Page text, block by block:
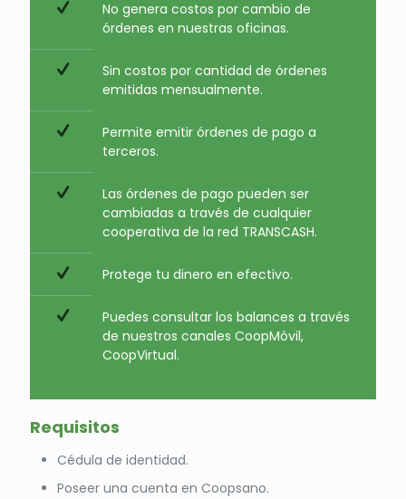
No genera costos por cambio de
órdenes en nuestras oficinas.
Sin costos por cantidad de órdenes
emitidas mensualmente.
Permite emitir órdenes de pago a
terceros.
Las órdenes de pago pueden ser
cambiadas a través de cualquier
cooperativa de la red TRANSCASH.
Protege tu dinero en efectivo.
Puedes consultar los balances a través
de nuestros canales CoopMóvil,
CoopVirtual.
Requisitos
Cédula de identidad.
Poseer una cuenta en Coopsano.